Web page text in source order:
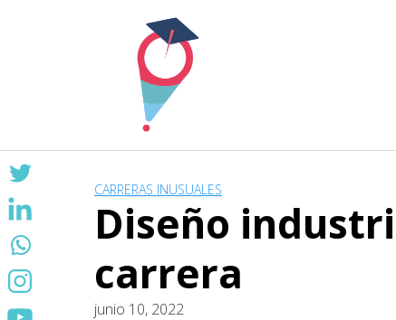
CARRERAS INUSUALES
Diseño
carrera
junio 10, 2022